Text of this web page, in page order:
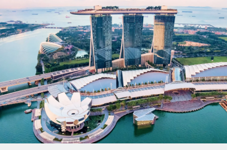
Gestion des freelances
Intégrez et gérez vos freelances partout dans le monde
PEO
Sous-traitez les opérations complexes liées à l’emploi
INFRASTRUCTURE
Intégration Remote
Intégrez vos RH aux flux de travail en toute simplicité
Plateforme
Des fonctions RH clés intégrées pour votre équipe
Comparer Remote
Examinez notre service par rapport aux autres
CROISSANCE
Start-ups
Des solutions agiles et internationales pour les RH et la
paie des entreprises en pleine croissance
Entreprises intermédiaires
Développez vos équipes avec des solutions RH sur
mesure
pays
Calculateur de paiement des freelances
Découvrez les devises disponibles et les vitesses de
paiement pour vos freelances internationaux
APPRENDRE AVEC REMOTE
Recherche et guides
Études de cas
Nederlands
Français
Deutsch
Español
Italiano
Português (Portugal)
Connexion